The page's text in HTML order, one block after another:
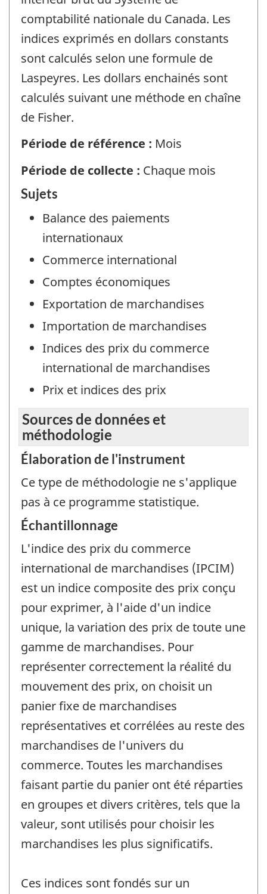
comptabilité nationale du Canada. Les
indices exprimés en dollars constants
sont calculés selon une formule de
Laspeyres. Les dollars enchainés sont
calculés suivant une méthode en chaîne
de Fisher.
Période de référence : Mois
Période de collecte : Chaque mois
Sujets
Balance des paiements
internationaux
Commerce international
Comptes économiques
Exportation de marchandises
Importation de marchandises
Indices des prix du commerce
international de marchandises
Prix et indices des prix
Sources de données et
méthodologie
Élaboration de l'instrument
Ce type de méthodologie ne s'applique
pas à ce programme statistique.
Échantillonnage
L'indice des prix du commerce
international de marchandises (IPCIM)
est un indice composite des prix conçu
pour exprimer, à l'aide d'un indice
unique, la variation des prix de toute une
gamme de marchandises. Pour
représenter correctement la réalité du
mouvement des prix, on choisit un
panier fixe de marchandises
représentatives et corrélées au reste des
marchandises de l'univers du
commerce. Toutes les marchandises
faisant partie du panier ont été réparties
en groupes et divers critères, tels que la
valeur, sont utilisés pour choisir les
marchandises les plus significatifs.
Ces indices sont fondés sur un